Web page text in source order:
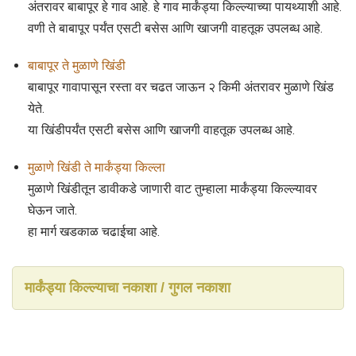
अंतरावर बाबापूर हे गाव आहे. हे गाव मार्कंड्या किल्ल्याच्या पायथ्याशी आहे.
वणी ते बाबापूर पर्यंत एसटी बसेस आणि खाजगी वाहतूक उपलब्ध आहे.
बाबापूर ते मुळाणे खिंडी
बाबापूर गावापासून रस्ता वर चढत जाऊन २ किमी अंतरावर मुळाणे खिंड
येते.
या खिंडीपर्यंत एसटी बसेस आणि खाजगी वाहतूक उपलब्ध आहे.
मुळाणे खिंडी ते मार्कंड्या किल्ला
मुळाणे खिंडीतून डावीकडे जाणारी वाट तुम्हाला मार्कंड्या किल्ल्यावर
घेऊन जाते.
हा मार्ग खडकाळ चढाईचा आहे.
मार्कंड्या किल्ल्याचा नकाशा / गुगल नकाशा